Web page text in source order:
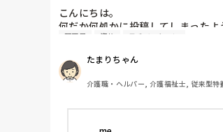
こんにちは。
何だか何処かに投稿してしまった
私は通所リハビリに勤務している
責任者は20年程勤務で、初任者研
細かい仕事は良くわかりませんが
理不尽 資格 モチベーション
たまりちゃん
介護職・ヘルパー, 介護福祉士, 従来型